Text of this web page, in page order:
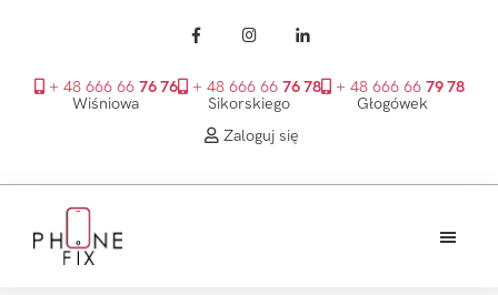
+ 48 666 66 76 76
Wiśniowa
+ 48 666 66 76 78
Sikorskiego
+ 48 666 66 79 78
Głogówek
Zaloguj się
głównego